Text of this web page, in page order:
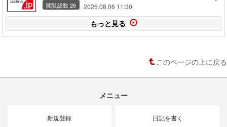
閲覧総数 26 2026.08.06 11:30
もっと見る
このページの上に戻る
メニュー
新規登録 日記を書く